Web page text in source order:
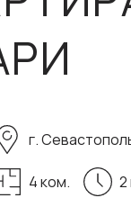
г.
4 ком. 2